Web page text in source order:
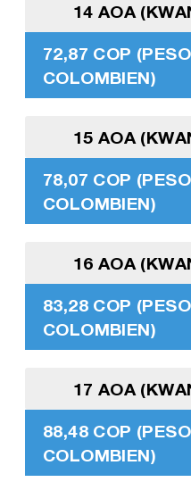
14 AOA
72,87 COP (PESO
COLOMBIEN)
15 AOA
78,07 COP (PESO
COLOMBIEN)
16 AOA
83,28 COP (PESO
COLOMBIEN)
17 AOA
88,48 COP (PESO
COLOMBIEN)